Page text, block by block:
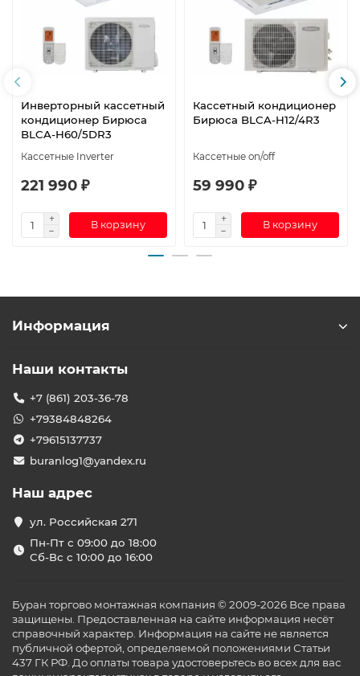
Инверторный кассетный
кондиционер Бирюса
BLCA-H60/5DR3
Кассетные Inverter
221 990 ₽
В корзину
Кассетный кондиционер
Бирюса BLCA-H12/4R3
Кассетные on/off
59 990 ₽
В корзину
Информация
Наши контакты
+7 (861) 203-36-78
+79384848264
+79615137737
buranlog1@yandex.ru
Наш адрес
ул. Российская 271
Пн-Пт с 09:00 до 18:00
Сб-Вс с 10:00 до 16:00
Буран торгово монтажная компания © 2009-2026 Все права
защищены. Предоставленная на сайте информация несёт
справочный характер. Информация на сайте не является
публичной офертой, определяемой положениями Статьи
437 ГК РФ. До оплаты товара удостоверьтесь во всех для вас